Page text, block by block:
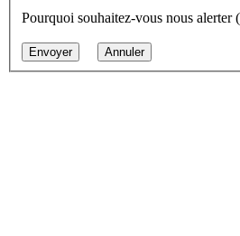
Pourquoi souhaitez-vous nous alerter